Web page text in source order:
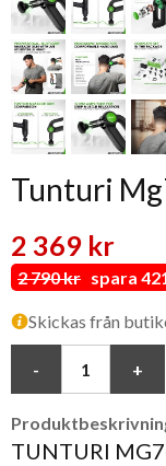
Tunturi
2 369 kr
2 790 kr spara
Skickas från
TUNTURI